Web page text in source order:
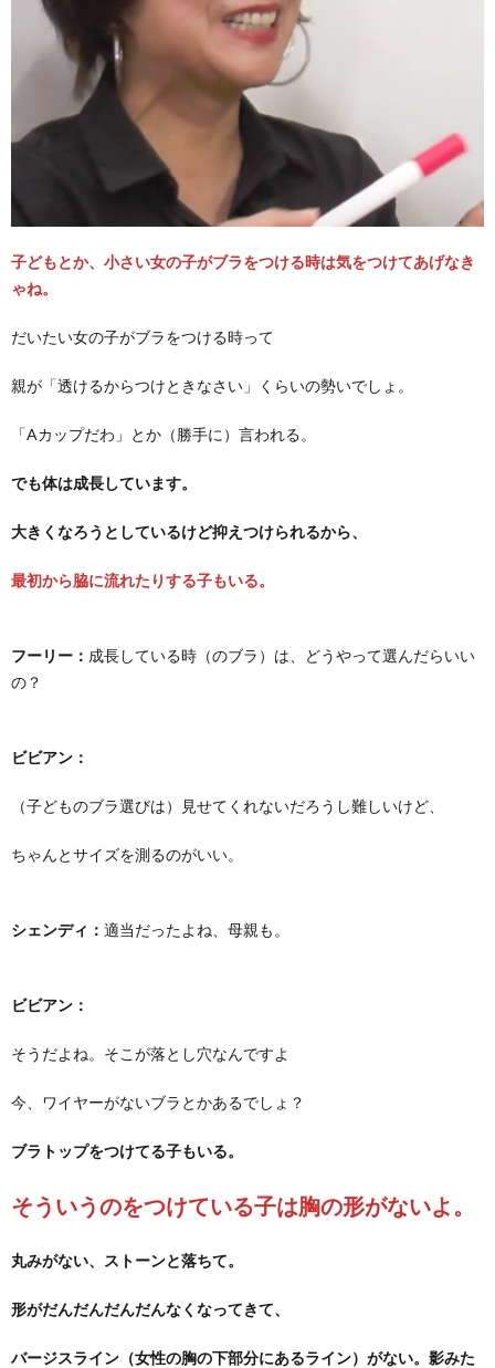
子どもとか、小さい女の子がブラをつける時は気をつけてあげなき
ゃね。
だいたい女の子がブラをつける時って
親が「透けるからつけときなさい」くらいの勢いでしょ。
「Aカップだわ」とか（勝手に）言われる。
でも体は成長しています。
大きくなろうとしているけど抑えつけられるから、
最初から脇に流れたりする子もいる。
フーリー： 成長している時（のブラ）は、どうやって選んだらいい
の？
ビビアン：
（子どものブラ選びは）見せてくれないだろうし難しいけど、
ちゃんとサイズを測るのがいい。
シェンディ： 適当だったよね、母親も。
ビビアン：
そうだよね。そこが落とし穴なんですよ
今、ワイヤーがないブラとかあるでしょ？
ブラトップをつけてる子もいる。
そういうのをつけている子は胸の形がないよ。
丸みがない、ストーンと落ちて。
形がだんだんだんだんなくなってきて、
バージスライン（女性の胸の下部分にあるライン）がない。影みた